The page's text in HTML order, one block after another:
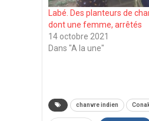
Labé. Des planteurs de
dont une femme, arrêtés
14 octobre 2021
Dans "A la une"
chanvre indien